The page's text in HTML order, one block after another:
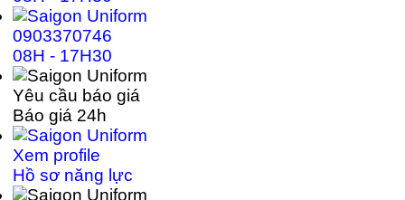
0903370746
08H - 17H30
Yêu cầu báo giá
Báo giá 24h
Xem profile
Hồ sơ năng lực